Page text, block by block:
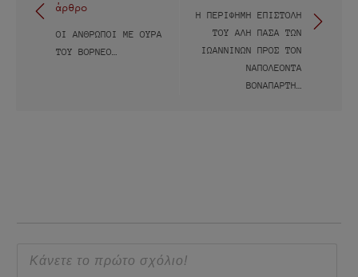
άρθρων
άρθρο
ΟΙ ΆΝΘΡΩΠΟΙ ΜΕ ΟΥΡΆ
ΤΟΥ ΒΌΡΝΕΟ…
Η ΠΕΡΊΦΗΜΗ ΕΠΙΣΤΟΛΉ
ΤΟΥ ΑΛΉ ΠΑΣΆ ΤΩΝ
ΙΩΑΝΝΊΝΩΝ ΠΡΟΣ ΤΟΝ
ΝΑΠΟΛΈΟΝΤΑ
ΒΟΝΑΠΆΡΤΗ…